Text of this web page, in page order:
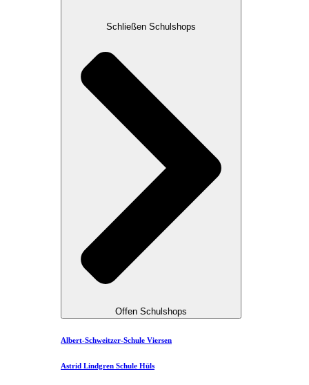
Schließen Schulshops
Offen Schulshops
Albert-Schweitzer-Schule Viersen
Astrid Lindgren Schule Hüls